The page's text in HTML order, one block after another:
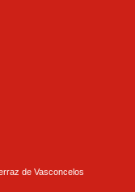
de Vasconcelos